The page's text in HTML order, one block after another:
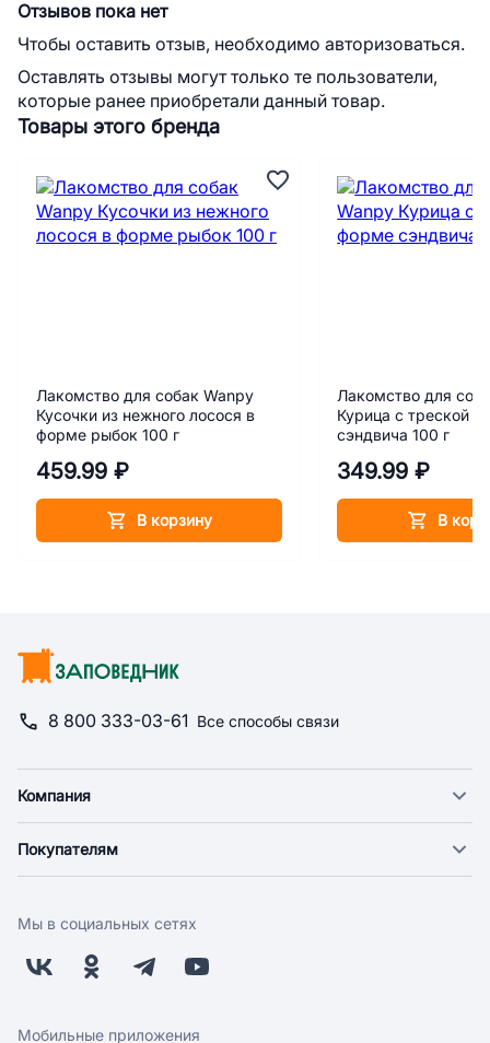
Товары этого бренда
Лакомство для собак Wanpy
Кусочки из нежного лосося в
форме рыбок 100 г
459.99 ₽
В корзину
Лакомство для
Курица с треской
сэндвича 100 г
349.99 ₽
В
Отзывов пока нет
Чтобы оставить отзыв, необходимо авторизоваться.
Оставлять отзывы могут только те пользователи,
которые ранее приобретали данный товар.
8 800 333-03-61 Все способы связи
Компания
Новости
Поставщикам
Заводчикам
Обратная связь
Покупателям
Оплата
Бонусная программа
Скидки и акции
Мы в социальных сетях
Мобильные приложения